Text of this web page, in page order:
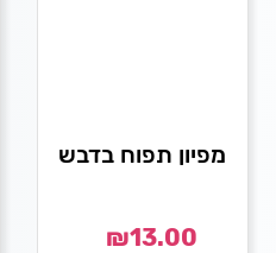
מפיון תפוח בדבש
₪13.00